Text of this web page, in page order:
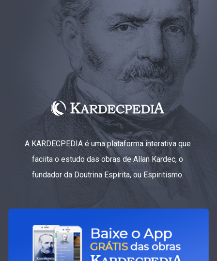
A KARDECPEDIA é uma plataforma interativa que
faciita o estudo das obras de Allan Kardec, o
fundador da Doutrina Espírita, ou Espiritismo.